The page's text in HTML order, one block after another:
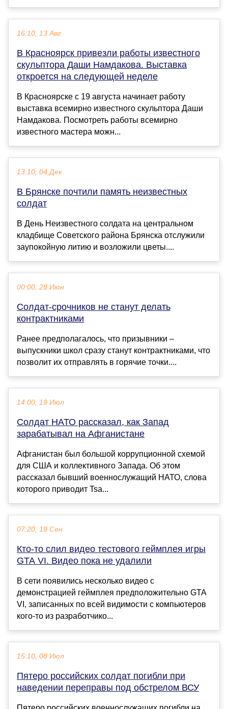
16:10, 13 Авг
В Красноярск привезли работы известного
скульптора Даши Намдакова. Выставка
откроется на следующей неделе
В Красноярске с 19 августа начинает работу
выставка всемирно известного скульптора Даши
Намдакова. Посмотреть работы всемирно
известного мастера можн...
13:10, 04 Дек
В Брянске почтили память неизвестных
солдат
В День Неизвестного солдата на центральном
кладбище Советского района Брянска отслужили
заупокойную литию и возложили цветы....
00:00, 28 Июн
Солдат-срочников не станут делать
контрактниками
Ранее предполагалось, что призывники –
выпускники школ сразу станут контрактниками, что
позволит их отправлять в горячие точки....
14:00, 19 Июл
Солдат НАТО рассказал, как Запад
зарабатывал на Афганистане
Афганистан был большой коррупционной схемой
для США и коллективного Запада. Об этом
рассказал бывший военнослужащий НАТО, слова
которого приводит Tsa...
07:20, 19 Сен
Кто-то слил видео тестового геймплея игры
GTA VI. Видео пока не удалили
В сети появились несколько видео с
демонстрацией геймплея предположительно GTA
VI, записанных по всей видимости с компьютеров
кого-то из разработчико...
15:10, 08 Июл
Пятеро российских солдат погибли при
наведении переправы под обстрелом ВСУ